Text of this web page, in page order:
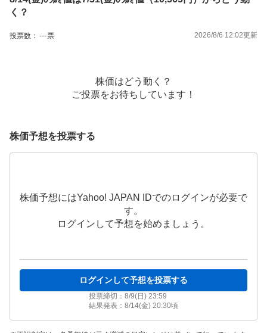
く？
投票数： ---票 2026/8/6 12:02更新
株価はどう動く？
ご投票をお待ちしています！
株価予想を投票する
株価予想にはYahoo! JAPAN IDでのログインが必要で
す。
ログインして予想を始めましょう。
ログインして予想を投票する
投票締切： 8/9(日) 23:59
結果発表： 8/14(金) 20:30頃